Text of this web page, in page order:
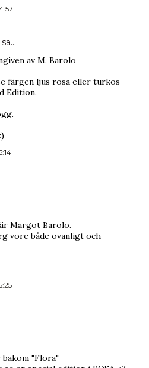
sa…
av M. Barolo
färgen ljus rosa eller turkos
Edition.
Margot Barolo.
vore både ovanligt och
bakom "Flora"